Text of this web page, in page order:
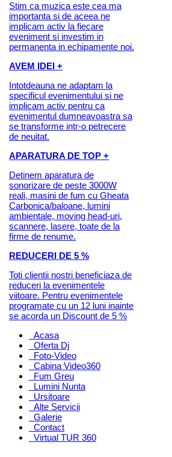
Stim ca muzica este cea ma
importanta si de aceea ne
implicam activ la fiecare
eveniment si investim in
permanenta in echipamente noi.
AVEM IDEI +
Intotdeauna ne adaptam la
specificul evenimentului si ne
implicam activ pentru ca
evenimentul dumneavoastra sa
se transforme intr-o petrecere
de neuitat.
APARATURA DE TOP +
Detinem aparatura de
sonorizare de peste 3000W
reali, masini de fum cu Gheata
Carbonica/baloane, lumini
ambientale, moving head-uri,
scannere, lasere, toate de la
firme de renume.
REDUCERI DE 5 %
Toti clientii nostri beneficiaza de
reduceri la evenimentele
viitoare. Pentru evenimentele
programate cu un 12 luni inainte
se acorda un Discount de 5 %
Acasa
Oferta Dj
Foto-Video
Cabina Video360
Fum Greu
Lumini Nunta
Ursitoare
Alte Servicii
Galerie
Contact
Virtual TUR 360